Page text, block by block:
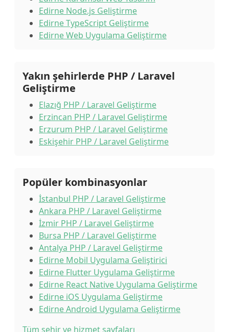
Edirne Node.js Geliştirme
Edirne TypeScript Geliştirme
Edirne Web Uygulama Geliştirme
Yakın şehirlerde PHP / Laravel
Geliştirme
Elazığ PHP / Laravel Geliştirme
Erzincan PHP / Laravel Geliştirme
Erzurum PHP / Laravel Geliştirme
Eskişehir PHP / Laravel Geliştirme
Popüler kombinasyonlar
İstanbul PHP / Laravel Geliştirme
Ankara PHP / Laravel Geliştirme
İzmir PHP / Laravel Geliştirme
Bursa PHP / Laravel Geliştirme
Antalya PHP / Laravel Geliştirme
Edirne Mobil Uygulama Geliştirici
Edirne Flutter Uygulama Geliştirme
Edirne React Native Uygulama Geliştirme
Edirne iOS Uygulama Geliştirme
Edirne Android Uygulama Geliştirme
Tüm şehir ve hizmet sayfaları